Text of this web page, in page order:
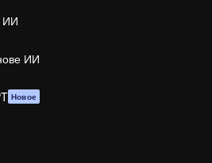
ИИ
ИИ
Новое